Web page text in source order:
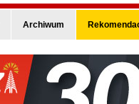
Archiwum